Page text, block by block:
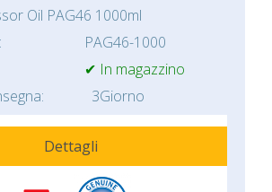
Oil PAG46 1000ml
PAG46-1000
✔ In magazzino
3Giorno
Dettagli